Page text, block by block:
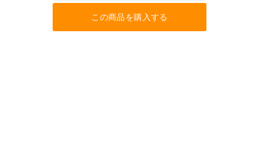
この商品を購入する